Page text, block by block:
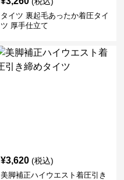
タイツ 裏起毛あったか着圧タイ
ツ 厚手仕立て
¥3,620 (税込)
美脚補正ハイウエスト着圧引き